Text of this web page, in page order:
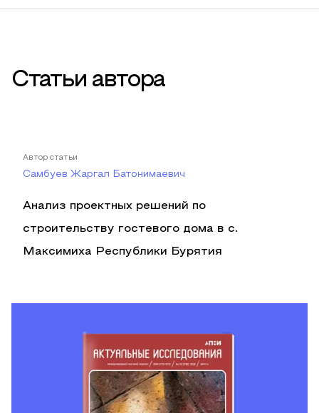
Статьи автора
Автор статьи
Самбуев Жаргал Батонимаевич
Анализ проектных решений по
строительству гостевого дома в с.
Максимиха Республики Бурятия